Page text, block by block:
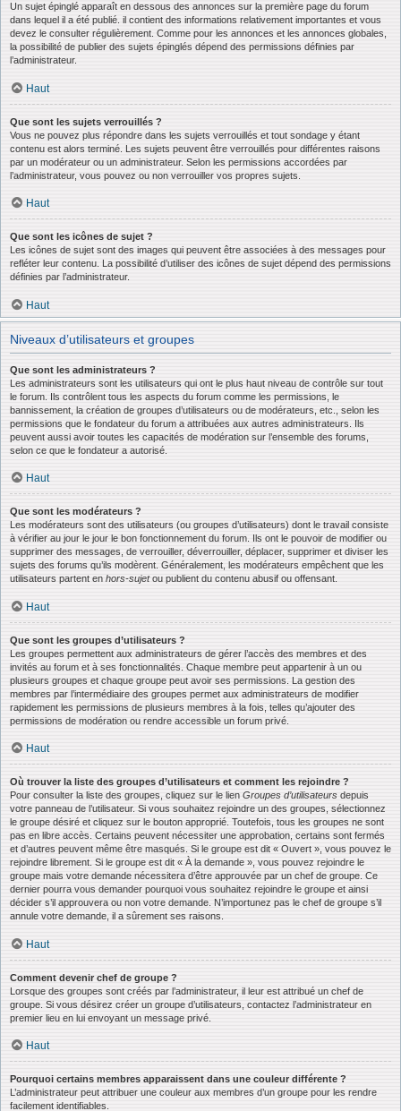
Un sujet épinglé apparaît en dessous des annonces sur la première page du forum
dans lequel il a été publié. il contient des informations relativement importantes et vous
devez le consulter régulièrement. Comme pour les annonces et les annonces globales,
la possibilité de publier des sujets épinglés dépend des permissions définies par
l’administrateur.
Haut
Que sont les sujets verrouillés ?
Vous ne pouvez plus répondre dans les sujets verrouillés et tout sondage y étant
contenu est alors terminé. Les sujets peuvent être verrouillés pour différentes raisons
par un modérateur ou un administrateur. Selon les permissions accordées par
l’administrateur, vous pouvez ou non verrouiller vos propres sujets.
Haut
Que sont les icônes de sujet ?
Les icônes de sujet sont des images qui peuvent être associées à des messages pour
refléter leur contenu. La possibilité d’utiliser des icônes de sujet dépend des permissions
définies par l’administrateur.
Haut
Niveaux d’utilisateurs et groupes
Que sont les administrateurs ?
Les administrateurs sont les utilisateurs qui ont le plus haut niveau de contrôle sur tout
le forum. Ils contrôlent tous les aspects du forum comme les permissions, le
bannissement, la création de groupes d’utilisateurs ou de modérateurs, etc., selon les
permissions que le fondateur du forum a attribuées aux autres administrateurs. Ils
peuvent aussi avoir toutes les capacités de modération sur l’ensemble des forums,
selon ce que le fondateur a autorisé.
Haut
Que sont les modérateurs ?
Les modérateurs sont des utilisateurs (ou groupes d’utilisateurs) dont le travail consiste
à vérifier au jour le jour le bon fonctionnement du forum. Ils ont le pouvoir de modifier ou
supprimer des messages, de verrouiller, déverrouiller, déplacer, supprimer et diviser les
sujets des forums qu’ils modèrent. Généralement, les modérateurs empêchent que les
utilisateurs partent en hors-sujetou publient du contenu abusif ou offensant.
Haut
Que sont les groupes d’utilisateurs ?
Les groupes permettent aux administrateurs de gérer l’accès des membres et des
invités au forum et à ses fonctionnalités. Chaque membre peut appartenir à un ou
plusieurs groupes et chaque groupe peut avoir ses permissions. La gestion des
membres par l’intermédiaire des groupes permet aux administrateurs de modifier
rapidement les permissions de plusieurs membres à la fois, telles qu’ajouter des
permissions de modération ou rendre accessible un forum privé.
Haut
Où trouver la liste des groupes d’utilisateurs et comment les rejoindre ?
Pour consulter la liste des groupes, cliquez sur le lien Groupes d’utilisateurs depuis
votre panneau de l’utilisateur. Si vous souhaitez rejoindre un des groupes, sélectionnez
le groupe désiré et cliquez sur le bouton approprié. Toutefois, tous les groupes ne sont
pas en libre accès. Certains peuvent nécessiter une approbation, certains sont fermés
et d’autres peuvent même être masqués. Si le groupe est dit « Ouvert », vous pouvez le
rejoindre librement. Si le groupe est dit « À la demande », vous pouvez rejoindre le
groupe mais votre demande nécessitera d’être approuvée par un chef de groupe. Ce
dernier pourra vous demander pourquoi vous souhaitez rejoindre le groupe et ainsi
décider s’il approuvera ou non votre demande. N’importunez pas le chef de groupe s’il
annule votre demande, il a sûrement ses raisons.
Haut
Comment devenir chef de groupe ?
Lorsque des groupes sont créés par l’administrateur, il leur est attribué un chef de
groupe. Si vous désirez créer un groupe d’utilisateurs, contactez l’administrateur en
premier lieu en lui envoyant un message privé.
Haut
Pourquoi certains membres apparaissent dans une couleur différente ?
L’administrateur peut attribuer une couleur aux membres d’un groupe pour les rendre
facilement identifiables.